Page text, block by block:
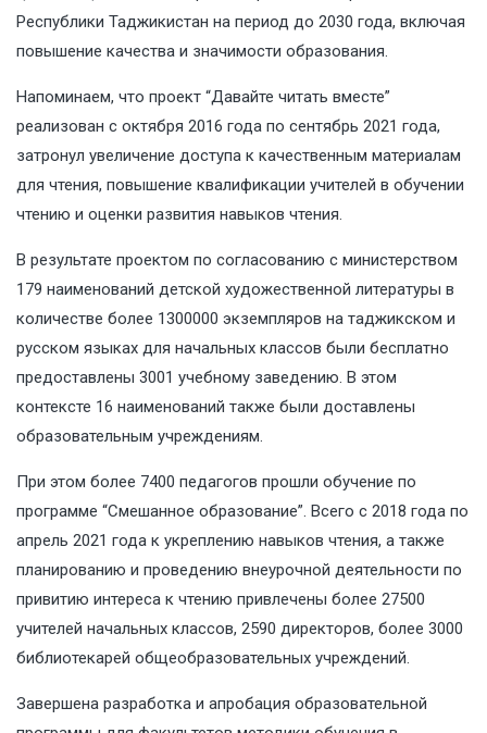
Республики Таджикистан на период до 2030 года, включая
повышение качества и значимости образования.
Напоминаем, что проект “Давайте читать вместе”
реализован с октября 2016 года по сентябрь 2021 года,
затронул увеличение доступа к качественным материалам
для чтения, повышение квалификации учителей в обучении
чтению и оценки развития навыков чтения.
В результате проектом по согласованию с министерством
179 наименований детской художественной литературы в
количестве более 1300000 экземпляров на таджикском и
русском языках для начальных классов были бесплатно
предоставлены 3001 учебному заведению. В этом
контексте 16 наименований также были доставлены
образовательным учреждениям.
При этом более 7400 педагогов прошли обучение по
программе “Смешанное образование”. Всего с 2018 года по
апрель 2021 года к укреплению навыков чтения, а также
планированию и проведению внеурочной деятельности по
привитию интереса к чтению привлечены более 27500
учителей начальных классов, 2590 директоров, более 3000
библиотекарей общеобразовательных учреждений.
Завершена разработка и апробация образовательной